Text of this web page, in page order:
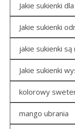
Jakie sukienki
Jakie sukienki
jakie sukienki są
Jakie sukienki
kolorowy
mango ubrania